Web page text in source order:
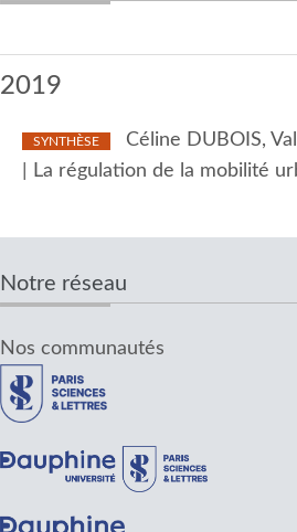
2019
SYNTHÈSE
Céline DUBOIS,
| La régulation de la mobilité
Notre réseau
Nos communautés